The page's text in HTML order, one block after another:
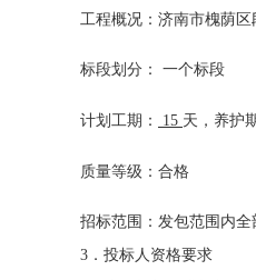
工程概况：济南市槐荫
标段划分： 一个标段
计划工期： 15 天，养护
质量等级：合格
招标范围：发包范围
3．投标人资格要求